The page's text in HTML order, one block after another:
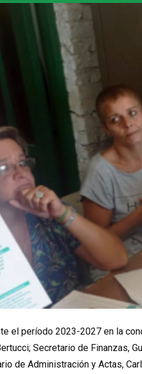
LABORAL MUNICIPAL
DE DATOS PERSONALES
MARCO DE EMPLEO MUNICIPAL
el período 2023-2027 en la
Secretario de Finanzas,
de Administración y Actas,